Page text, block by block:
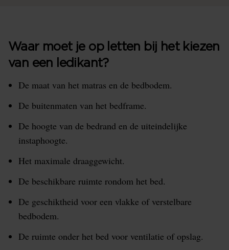
Waar moet je op letten bij het kiezen
van een ledikant?
De maat van het matras en de bedbodem.
De buitenmaten van het bedframe.
De hoogte van de bedrand en de uiteindelijke
instaphoogte.
Het maximale draaggewicht.
De beschikbare ruimte rondom het bed.
De geschiktheid voor een vlakke of verstelbare
bedbodem.
De ruimte onder het bed voor ventilatie of opslag.